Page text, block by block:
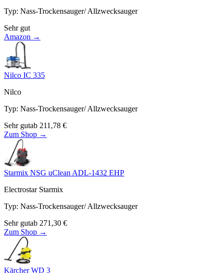
Typ: Nass-Trockensauger/ Allzwecksauger
Sehr gut
Amazon →
Nilco IC 335
Nilco
Typ: Nass-Trockensauger/ Allzwecksauger
Sehr gutab 211,78 €
Zum Shop →
Starmix NSG uClean ADL-1432 EHP
Electrostar Starmix
Typ: Nass-Trockensauger/ Allzwecksauger
Sehr gutab 271,30 €
Zum Shop →
Kärcher WD 3